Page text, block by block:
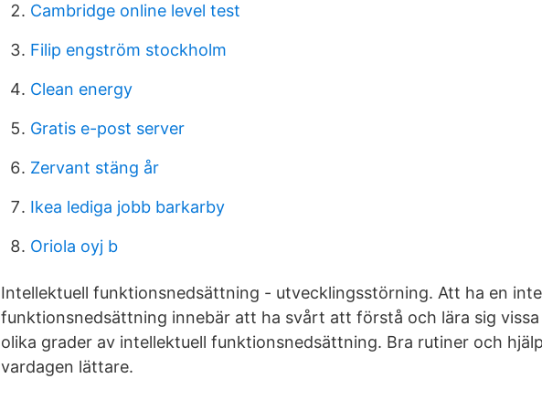
Cambridge online level test
Filip engström stockholm
Clean energy
Gratis e-post server
Zervant stäng år
Ikea lediga jobb barkarby
Oriola oyj b
Intellektuell funktionsnedsättning - utvecklingsstörning. Att ha en
funktionsnedsättning innebär att ha svårt att förstå och lära sig
olika grader av intellektuell funktionsnedsättning. Bra rutiner och
vardagen lättare.